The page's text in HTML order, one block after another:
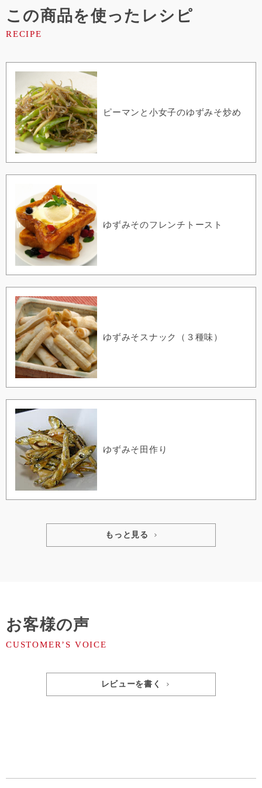
この商品を使ったレシピ
ピーマンと小女子のゆずみそ炒め
ゆずみそのフレンチトースト
ゆずみそスナック（３種味）
ゆずみそ田作り
もっと見る
お客様の声
レビューを書く